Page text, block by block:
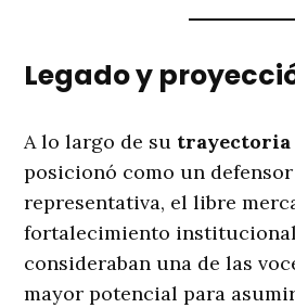
Legado y
A lo largo de su
posicionó como un
representativa, el libre
fortalecimiento
consideraban una de las
mayor potencial para